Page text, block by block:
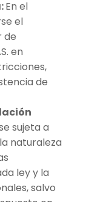
En el
el
de
en
de
sujeta a
naturaleza
ley y la
salvo